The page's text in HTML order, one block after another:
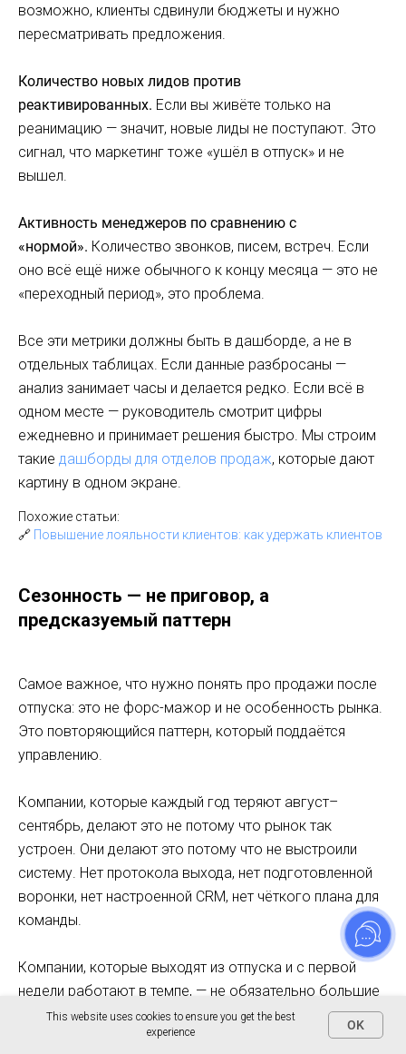
возможно, клиенты сдвинули бюджеты и нужно
пересматривать предложения.
Количество новых лидов против
реактивированных. Если вы живёте только на
реанимацию — значит, новые лиды не поступают. Это
сигнал, что маркетинг тоже «ушёл в отпуск» и не
вышел.
Активность менеджеров по сравнению с
«нормой». Количество звонков, писем, встреч. Если
оно всё ещё ниже обычного к концу месяца — это не
«переходный период», это проблема.
Все эти метрики должны быть в дашборде, а не в
отдельных таблицах. Если данные разбросаны —
анализ занимает часы и делается редко. Если всё в
одном месте — руководитель смотрит цифры
ежедневно и принимает решения быстро. Мы строим
такие дашборды для отделов продаж, которые дают
картину в одном экране.
Похожие статьи:
🔗 Повышение лояльности клиентов: как удержать клиентов
Сезонность — не приговор, а
предсказуемый паттерн
Самое важное, что нужно понять про продажи после
отпуска: это не форс-мажор и не особенность рынка.
Это повторяющийся паттерн, который поддаётся
управлению.
Компании, которые каждый год теряют август–
сентябрь, делают это не потому что рынок так
устроен. Они делают это потому что не выстроили
систему. Нет протокола выхода, нет подготовленной
воронки, нет настроенной CRM, нет чёткого плана для
команды.
Компании, которые выходят из отпуска и с первой
недели работают в темпе, — не обязательно большие
или с огромным ресурсом. Они просто один раз
выстроили процесс и каждый год его воспроизводят.
This website uses cookies to ensure you get the best
experience
OK